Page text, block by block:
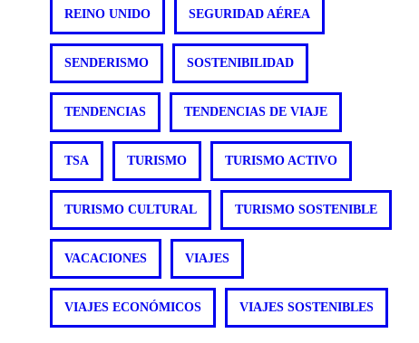
REINO UNIDO SEGURIDAD AÉREA
SENDERISMO SOSTENIBILIDAD
TENDENCIAS TENDENCIAS DE VIAJE
TSA TURISMO TURISMO ACTIVO
TURISMO CULTURAL TURISMO SOSTENIBLE
VACACIONES VIAJES
VIAJES ECONÓMICOS VIAJES SOSTENIBLES